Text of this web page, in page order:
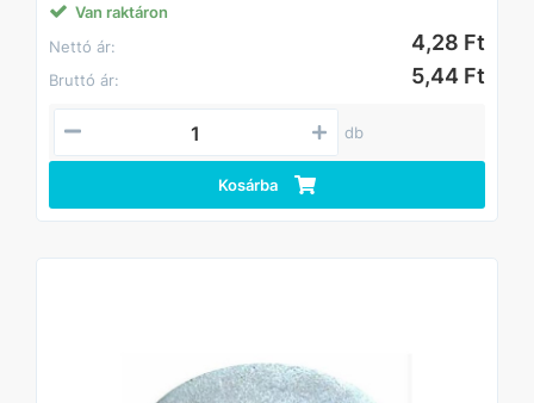
Javítja a csavarok terhelhetőségét, így kisebb méretű
csavarok is megfelelő teljesítményt biztosíthatnak.
Van raktáron
Nettó ár:
4,28 Ft
Bruttó ár: 5,44 Ft
db
Kosárba